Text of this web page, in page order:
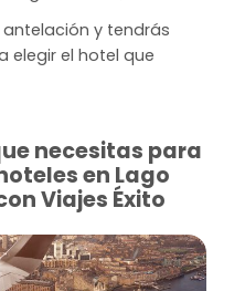
y tendrás
elegir el hotel que
necesitas para
en Lago
Viajes Éxito